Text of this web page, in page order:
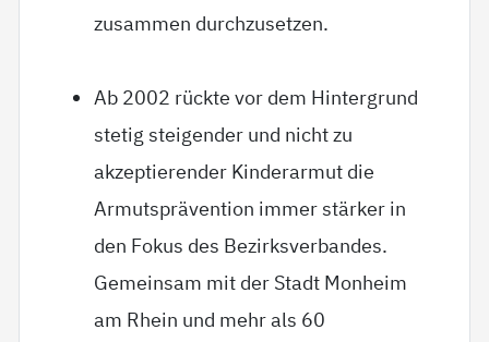
zusammen durchzusetzen.
Ab 2002 rückte vor dem Hintergrund
stetig steigender und nicht zu
akzeptierender Kinderarmut die
Armutsprävention immer stärker in
den Fokus des Bezirksverbandes.
Gemeinsam mit der Stadt Monheim
am Rhein und mehr als 60